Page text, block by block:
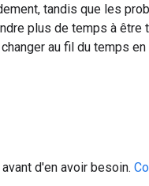
tandis que les
plus de temps à
au fil du temps
d'en avoir besoin.